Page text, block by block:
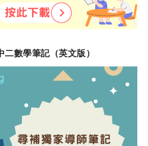
二數學筆記（英文版）